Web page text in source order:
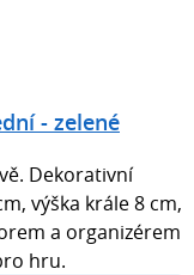
- zelené
Dekorativní
výška krále 8 cm,
a organizérem
hru.